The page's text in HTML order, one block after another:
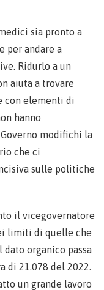
sia pronto a
per andare a
Ridurlo a un
aiuta a trovare
con elementi di
hanno
modifichi la
che ci
sulle politiche
il vicegovernatore
limiti di quelle che
organico passa
di 21.078 del 2022.
un grande lavoro